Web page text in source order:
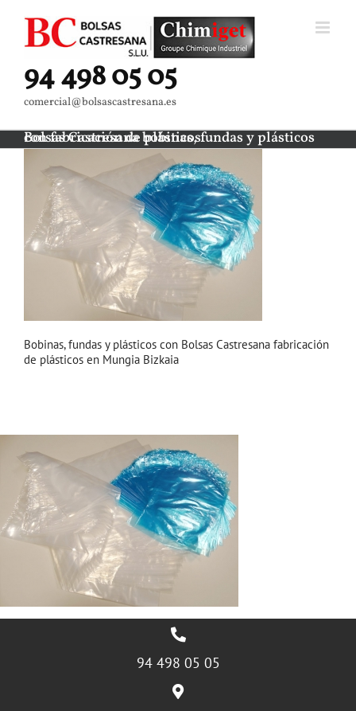
contenido
94 498 05 05
comercial@bolsascastresana.es
Bolsas Castresana bobinas, fundas y plásticos con fabricación de plásticos
Bobinas, fundas y plásticos con Bolsas Castresana fabricación
de plásticos en Mungia Bizkaia
94 498 05 05